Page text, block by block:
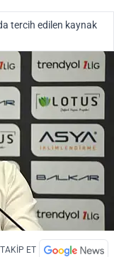
tercih edilen kaynak
TAKİP ET